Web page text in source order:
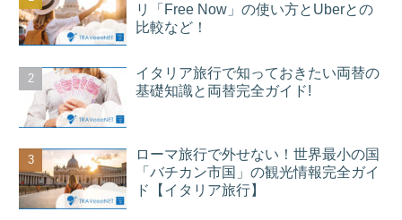
リ「Free Now」の使い方とUberとの
比較など！
イタリア旅行で知っておきたい両替の
基礎知識と両替完全ガイド!
ローマ旅行で外せない！世界最小の国
「バチカン市国」の観光情報完全ガイ
ド【イタリア旅行】